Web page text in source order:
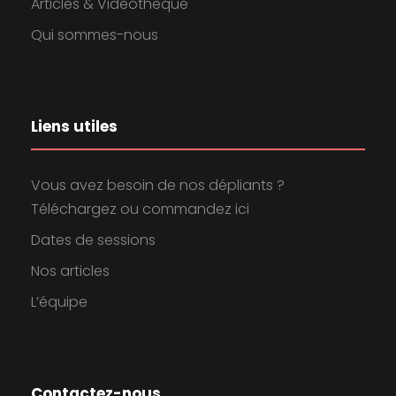
Qui sommes-nous
Liens utiles
Vous avez besoin de nos dépliants ?
Téléchargez ou commandez ici
Dates de sessions
Nos articles
L’équipe